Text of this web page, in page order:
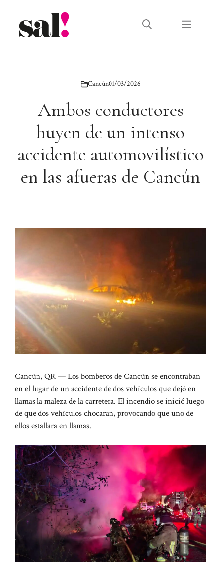
contenido
Menú
Cancún01/03/2026
Ambos conductores
huyen de un intenso
accidente automovilístico
en las afueras de Cancún
Cancún, QR — Los bomberos de Cancún se encontraban
en el lugar de un accidente de dos vehículos que dejó en
llamas la maleza de la carretera. El incendio se inició luego
de que dos vehículos chocaran, provocando que uno de
ellos estallara en llamas.